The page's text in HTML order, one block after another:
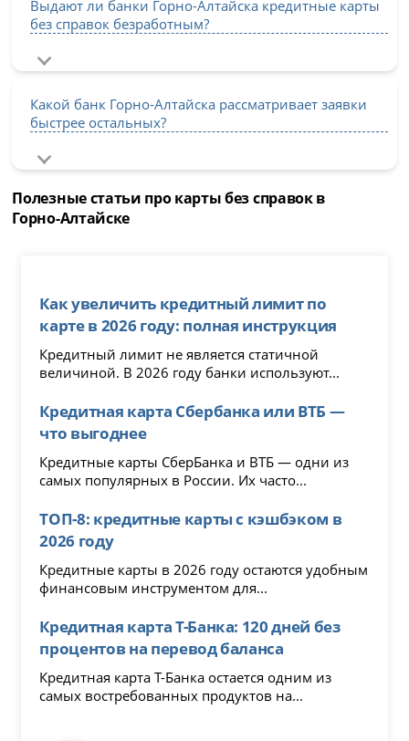
Выдают ли банки Горно-Алтайска кредитные карты
без справок безработным?
Какой банк Горно-Алтайска рассматривает заявки
быстрее остальных?
Полезные статьи про карты без справок в
Горно-Алтайске
Как увеличить кредитный лимит по
карте в 2026 году: полная инструкция
Кредитный лимит не является статичной
величиной. В 2026 году банки используют...
Кредитная карта Сбербанка или ВТБ —
что выгоднее
Кредитные карты СберБанка и ВТБ — одни из
самых популярных в России. Их часто...
ТОП-8: кредитные карты с кэшбэком в
2026 году
Кредитные карты в 2026 году остаются удобным
финансовым инструментом для...
Кредитная карта Т-Банка: 120 дней без
процентов на перевод баланса
Кредитная карта Т-Банка остается одним из
самых востребованных продуктов на...